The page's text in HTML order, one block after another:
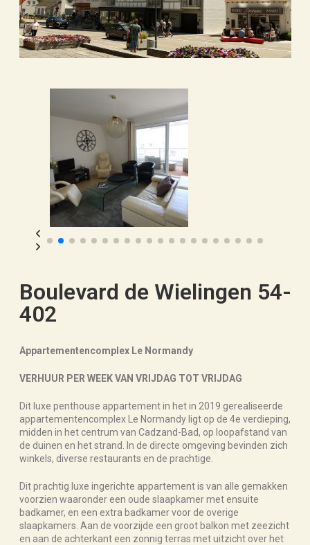
Boulevard de Wielingen 54-
402
Appartementencomplex Le Normandy
VERHUUR PER WEEK VAN VRIJDAG TOT VRIJDAG
Dit luxe penthouse appartement in het in 2019 gerealiseerde
appartementencomplex Le Normandy ligt op de 4e verdieping,
midden in het centrum van Cadzand-Bad, op loopafstand van
de duinen en het strand. In de directe omgeving bevinden zich
winkels, diverse restaurants en de prachtige.
Dit prachtig luxe ingerichte appartement is van alle gemakken
voorzien waaronder een oude slaapkamer met ensuite
badkamer, en een extra badkamer voor de overige
slaapkamers. Aan de voorzijde een groot balkon met zeezicht
en aan de achterkant een zonnig terras met uitzicht over het